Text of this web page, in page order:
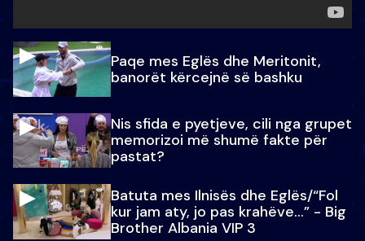
Paqe mes Eglës dhe Meritonit,
banorët kërcejnë së bashku
Nis sfida e pyetjeve, cili nga grupet
memorizoi më shumë fakte për
pastat?
Batuta mes Ilnisës dhe Eglës/“Fol
kur jam aty, jo pas krahëve…” - Big
Brother Albania VIP 3